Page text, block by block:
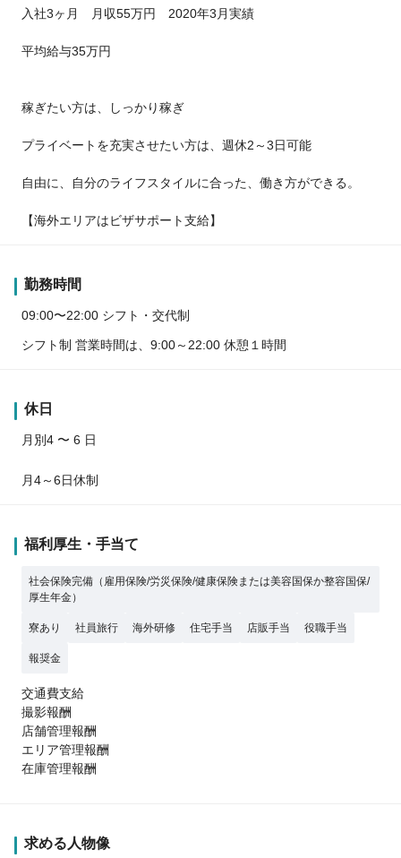
入社3ヶ月 月収55万円 2020年3月実績
平均給与35万円
稼ぎたい方は、しっかり稼ぎ
プライベートを充実させたい方は、週休2～3日可能
自由に、自分のライフスタイルに合った、働き方ができる。
【海外エリアはビザサポート支給】
勤務時間
09:00〜22:00 シフト・交代制
シフト制 営業時間は、9:00～22:00 休憩１時間
休日
月別4 〜 6 日
月4～6日休制
福利厚生・手当て
社会保険完備（雇用保険/労災保険/健康保険または美容国保か整容国保/
厚生年金）
寮あり 社員旅行 海外研修 住宅手当 店販手当 役職手当
報奨金
交通費支給
撮影報酬
店舗管理報酬
エリア管理報酬
在庫管理報酬
求める人物像